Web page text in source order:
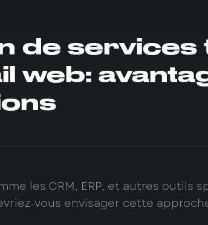
de
web:
les CRM, ERP, et autres outils
vous envisager cette